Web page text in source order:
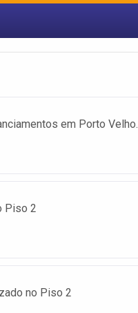
em Porto Velho.
Piso 2
no Piso 2